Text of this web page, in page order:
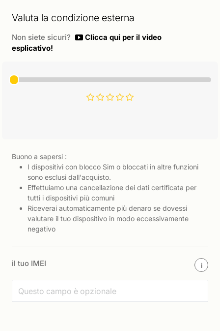
Valuta la condizione esterna
Non siete sicuri?
Clicca qui per il video
esplicativo!
Buono a sapersi :
I dispositivi con blocco Sim o bloccati in altre funzioni
sono esclusi dall'acquisto.
Effettuiamo una cancellazione dei dati certificata per
tutti i dispositivi più comuni
Riceverai automaticamente più denaro se dovessi
valutare il tuo dispositivo in modo eccessivamente
negativo
il tuo IMEI i